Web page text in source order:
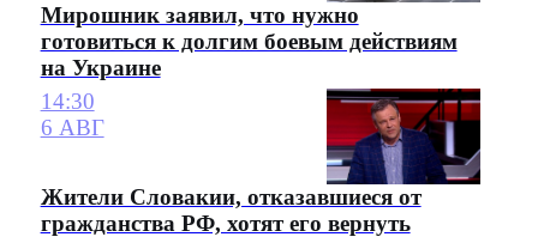
Мирошник заявил, что нужно
готовиться к долгим боевым действиям
на Украине
14:30
6 АВГ
Жители Словакии, отказавшиеся от
гражданства РФ, хотят его вернуть